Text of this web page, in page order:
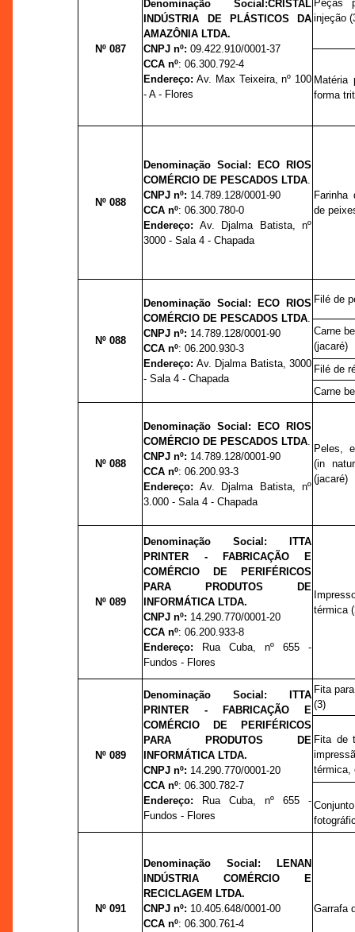
Nº 087
Denominação Social:CRISTAL
INDÚSTRIA DE PLÁSTICOS DA
AMAZÔNIA LTDA.
CNPJ nº:09.422.910/0001-37
CCA nº: 06.300.792-4
Endereço: Av. Max Teixeira,nº 100
- A - Flores
Peças
injeção
Matéria
forma
Nº 088
Denominação Social:
ECO RIOS
COMÉRCIO DE PESCADOS LTDA.
CNPJ nº: 14.789.128/0001-90
CCA nº:06.300.780-0
Endereço: Av. Djalma Batista,nº
3000 -Sala 4 -Chapada
de
Nº 088
Denominação Social:
ECO RIOS
COMÉRCIO DE PESCADOS LTDA.
CNPJ nº: 14.789.128/0001-90
CCA nº:06.200.930-3
Endereço: Av. Djalma Batista, 3000
-Sala 4 -Chapada
Filé de
Carne
(jacaré)
Filé de
Carne
Nº 088
Denominação Social:
ECO RIOS
COMÉRCIO DE PESCADOS LTDA.
CNPJ nº: 14.789.128/0001-90
CCA nº:06.200.93-3
Endereço: Av. Djalma Batista,nº
3.000 -Sala 4 -Chapada
Peles,
(in
(jacaré)
Nº 089
Denominação Social:
ITTA
PRINTER - FABRICAÇÃO E
COMÉRCIO DE PERIFÉRICOS
PARA PRODUTOS DE
INFORMÁTICA LTDA.
CNPJ nº: 14.290.770/0001-20
CCA nº: 06.200.933-8
Endereço:
Rua Cuba,nº 655 -
Fundos - Flores
térmica
Nº 089
Denominação Social:
ITTA
PRINTER - FABRICAÇÃO E
COMÉRCIO DE PERIFÉRICOS
PARA PRODUTOS DE
INFORMÁTICA LTDA.
CNPJ nº: 14.290.770/0001-20
CCA nº: 06.300.782-7
Endereço:
Rua Cuba, nº 655 -
Fundos - Flores
Fita
(3)
Fita de
térmica,
Nº 091
Denominação Social:
LENAN
INDÚSTRIA COMÉRCIO E
RECICLAGEM LTDA.
CNPJ nº: 10.405.648/0001-00
CCA nº:06.300.761-4
Garrafa